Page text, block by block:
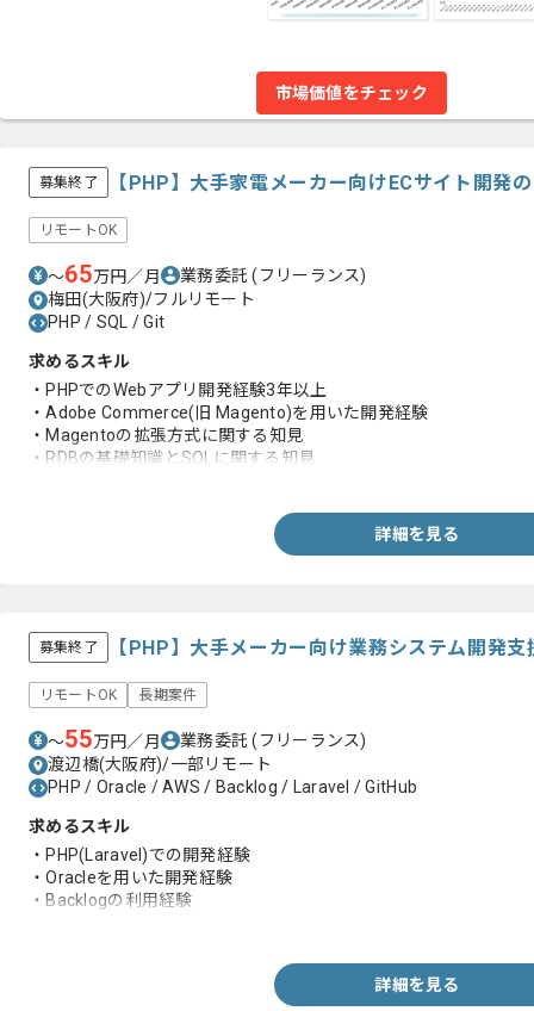
市場価値をチェック
募集終了 【PHP】大手家電メーカー向けECサイト開発
リモートOK
〜65万円／月 業務委託(フリーランス)
梅田(大阪府)/フルリモート
PHP / SQL / Git
求めるスキル
・PHPでのWebアプリ開発経験3年以上
・Adobe Commerce(旧 Magento)を用いた開発経験
・Magentoの拡張方式に関する知見
・RDBの基礎知識とSQLに関する知見
・Webアプリの基本設計経験3年以上
詳細を見る
募集終了 【PHP】大手メーカー向け業務システム開発
リモートOK 長期案件
〜55万円／月 業務委託(フリーランス)
渡辺橋(大阪府)/一部リモート
PHP / Oracle / AWS / Backlog / Laravel / GitHub
求めるスキル
・PHP(Laravel)での開発経験
・Oracleを用いた開発経験
・Backlogの利用経験
詳細を見る